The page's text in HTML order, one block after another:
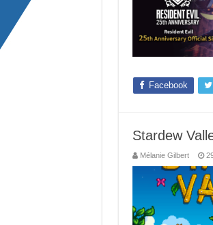
Facebook
Stardew
Mélanie Gilbert